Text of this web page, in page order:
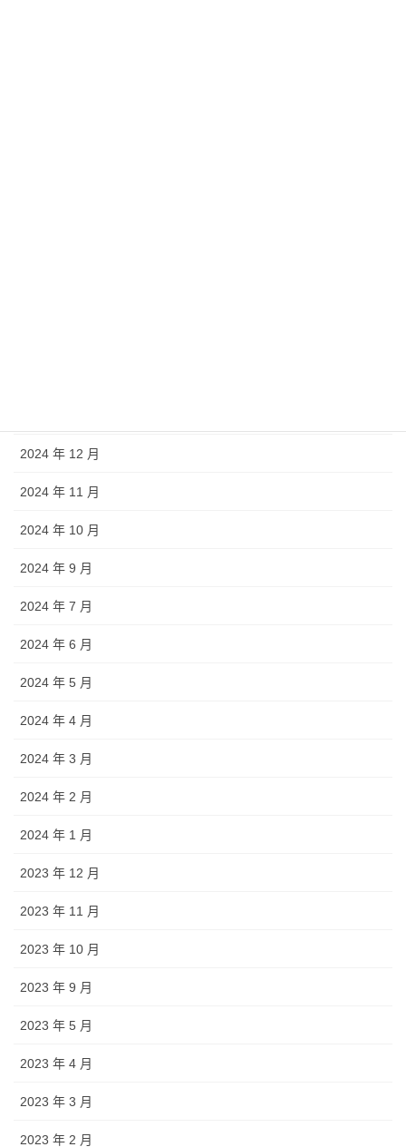
2024 年 12 月
2024 年 11 月
2024 年 10 月
2024 年 9 月
2024 年 7 月
2024 年 6 月
2024 年 5 月
2024 年 4 月
2024 年 3 月
2024 年 2 月
2024 年 1 月
2023 年 12 月
2023 年 11 月
2023 年 10 月
2023 年 9 月
2023 年 5 月
2023 年 4 月
2023 年 3 月
2023 年 2 月